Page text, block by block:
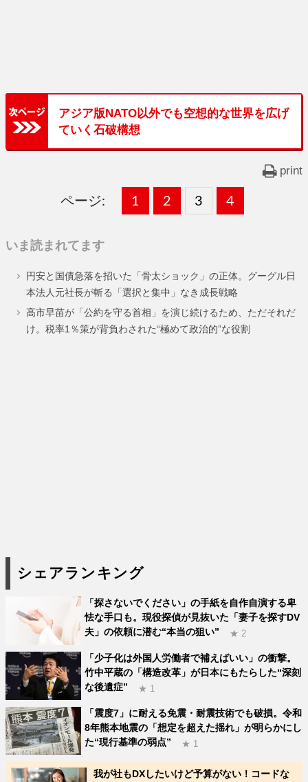
アジア版NATO以外でも空想的な世界を広げ
ていく石破構想
print
ページ:
固
ー
ジ
1 ,
固
ー
ジ
2 ,
固
ー
ジ
3 ,
固
ー
ジ
4
いま読まれてます
円安と国債急落を招いた「骨太ショック」の正体。グーグル日
本法人元社長が斬る「選択と集中」なき成長戦略
高市早苗が「公約を守る首相」を演じ続けるため、ただそれだ
け。税率1％策が背負わされた“極めて政治的”な役割
シェアランキング
「探さないでください」の手紙を自作自演する卑
怯な手口も。現役探偵が見抜いた「妻子を探すDV
夫」の依頼に潜む“本当の狙い”
★ 2
「少子化は外国人労働者で補えばいい」の衝撃。
竹中平蔵の「構造改革」が日本にもたらした“深刻
な後遺症”
★ 1
「震度7」に耐える免震・耐震技術でも破損。令和
8年熊本地震の「想定を超えた揺れ」が明らかにし
た“現行基準の弱点”
★ 1
我が社もDXしたいけど予算がない！コードな